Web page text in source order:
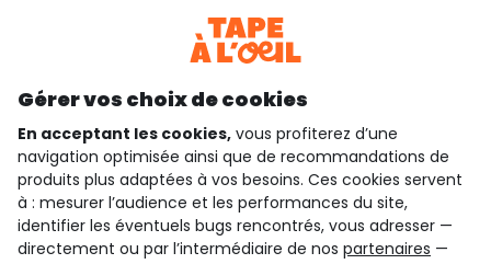
qui sommes-nous ?
besoin d'aide ?
Gérer vos choix de cookies
En acceptant les cookies, vous profiterez d’une
navigation optimisée ainsi que de recommandations de
produits plus adaptées à vos besoins. Ces cookies servent
à : mesurer l’audience et les performances du site,
identifier les éventuels bugs rencontrés, vous adresser —
directement ou par l’intermédiaire de nos partenaires —